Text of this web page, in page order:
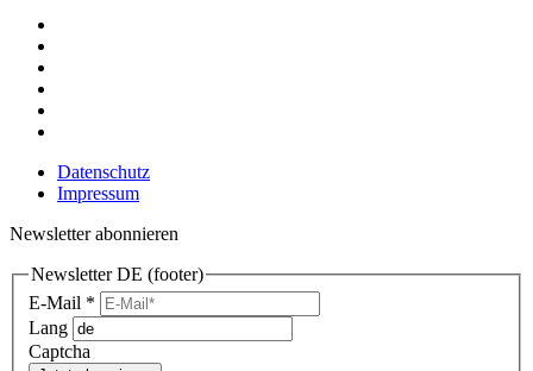
Datenschutz
Impressum
Newsletter abonnieren
Newsletter DE (footer)
E-Mail *
Lang
Captcha